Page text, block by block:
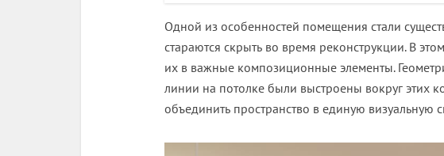
Одной из особенностей помещения стали
стараются скрыть во время реконструкции. В
их в важные композиционные элементы.
линии на потолке были выстроены вокруг этих
объединить пространство в единую визуальную